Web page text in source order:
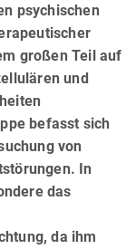
psychischen
großen Teil auf
und
befasst sich
von
In
das
da ihm